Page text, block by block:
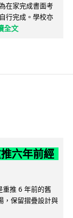
在家完成書面考
行完成。學校亦
全文
六年前經
重推 6 年前的舊
，保留摺疊設計與